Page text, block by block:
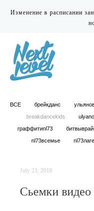
Изменение в расписании
ВСЕ брейкданс
breakdancekids
граффитиnl73
nl73всемье
July 23, 2018
Сьемки видео